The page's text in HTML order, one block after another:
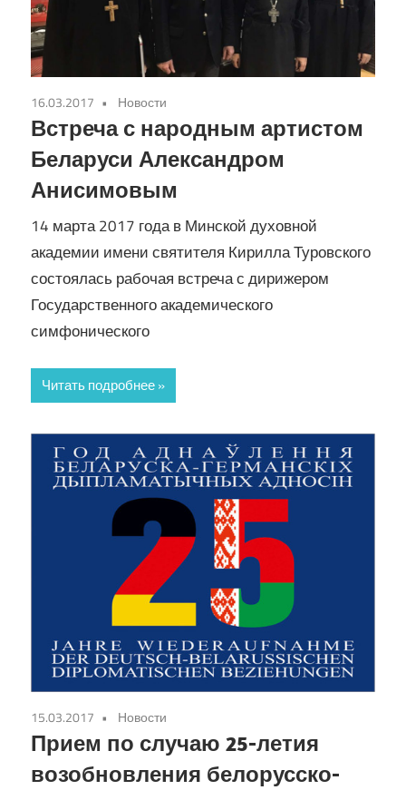
16.03.2017 Новости
Встреча с народным артистом
Беларуси Александром
Анисимовым
14 марта 2017 года в Минской духовной
академии имени святителя Кирилла Туровского
состоялась рабочая встреча с дирижером
Государственного академического
симфонического
Читать подробнее
15.03.2017 Новости
Прием по случаю 25-летия
возобновления белорусско-